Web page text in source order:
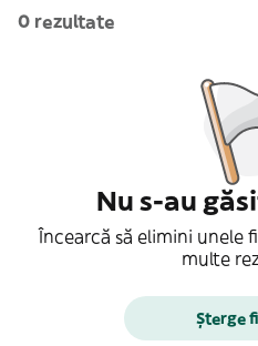
0 rezultate
Nu s-au
Încearcă să elimini unele
multe
Șterge